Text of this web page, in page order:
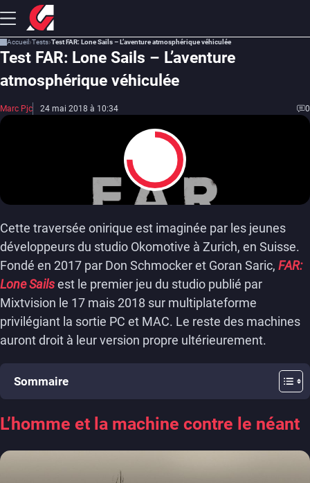
Accueil Tests Test FAR: Lone Sails – L’aventure atmosphérique véhiculée
Test FAR: Lone Sails – L’aventure
atmosphérique véhiculée
Marc Pjc 24 mai 2018 à 10:34 0
7.5
Cette traversée onirique est imaginée par les jeunes
développeurs du studio Okomotive à Zurich, en Suisse.
Fondé en 2017 par Don Schmocker et Goran Saric, FAR:
Lone Sailsest le premier jeu du studio publié par
Mixtvision le 17 mais 2018 sur multiplateforme
privilégiant la sortie PC et MAC. Le reste des machines
auront droit à leur version propre ultérieurement.
Sommaire
L’homme et la machine contre le néant